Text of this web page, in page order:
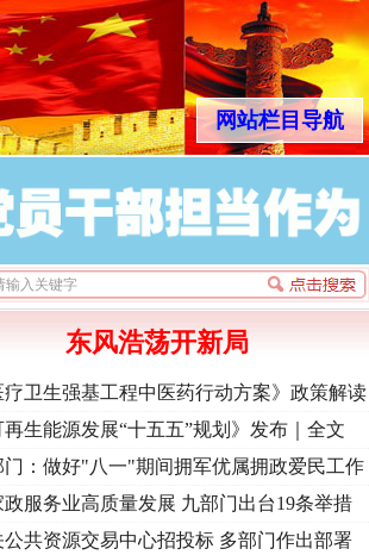
网站栏目导航
东风浩荡开新局
疗卫生强基工程中医药行动方案》政策解读
再生能源发展“十五五”规划》发布｜全文
门：做好"八一"期间拥军优属拥政爱民工作
政服务业高质量发展 九部门出台19条举措
公共资源交易中心招投标 多部门作出部署